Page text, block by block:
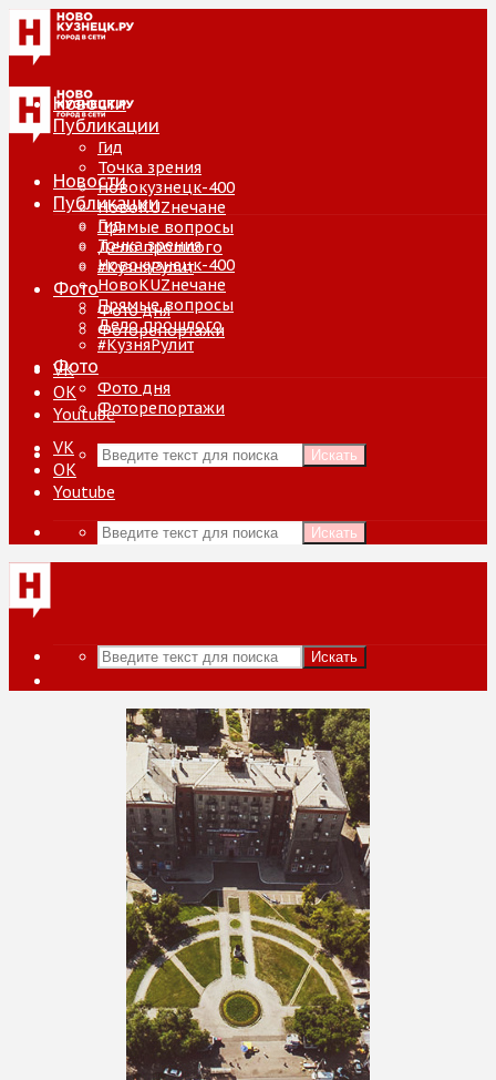
Новости
Публикации
Гид
Точка зрения
Новокузнецк-400
НовоKUZнечане
Прямые вопросы
Дело прошлого
#КузняРулит
Фото
Фото дня
Фоторепортажи
VK
ОК
Youtube
Искать
Новости
Публикации
Гид
Точка зрения
Новокузнецк-400
НовоKUZнечане
Прямые вопросы
Дело прошлого
#КузняРулит
Фото
Фото дня
Фоторепортажи
VK
ОК
Youtube
Искать
Искать